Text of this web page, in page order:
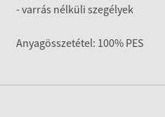
- varrás nélküli szegélyek
Anyagösszetétel: 100% PES